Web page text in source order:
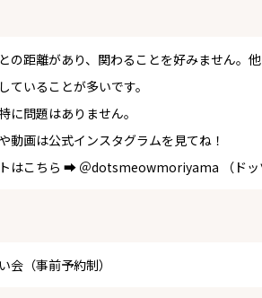
との距離があり、関わることを好みません。
ていることが多いです。
に問題はありません。
動画は公式インスタグラムを見てね！
はこちら ➡ ＠dotsmeowmoriyama （ドッ
会（事前予約制）